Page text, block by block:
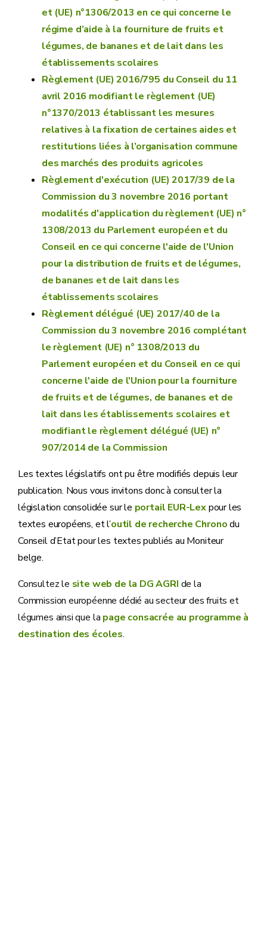
et (UE) n°1306/2013 en ce qui concerne le
régime d’aide à la fourniture de fruits et
légumes, de bananes et de lait dans les
établissements scolaires
Règlement (UE) 2016/795 du Conseil du 11
avril 2016 modifiant le règlement (UE)
n°1370/2013 établissant les mesures
relatives à la fixation de certaines aides et
restitutions liées à l’organisation commune
des marchés des produits agricoles
Règlement d'exécution (UE) 2017/39 de la
Commission du 3 novembre 2016 portant
modalités d'application du règlement (UE) n°
1308/2013 du Parlement européen et du
Conseil en ce qui concerne l'aide de l'Union
pour la distribution de fruits et de légumes,
de bananes et de lait dans les
établissements scolaires
Règlement délégué (UE) 2017/40 de la
Commission du 3 novembre 2016 complétant
le règlement (UE) n° 1308/2013 du
Parlement européen et du Conseil en ce qui
concerne l'aide de l'Union pour la fourniture
de fruits et de légumes, de bananes et de
lait dans les établissements scolaires et
modifiant le règlement délégué (UE) n°
907/2014 de la Commission
Les textes législatifs ont pu être modifiés depuis leur
publication. Nous vous invitons donc à consulter la
législation consolidée sur le portail EUR-Lexpour les
textes européens, et l’outil de recherche Chronodu
Conseil d’Etat pour les textes publiés au Moniteur
belge.
Consultez le site web de la DG AGRI de la
Commission européenne dédié au secteur des fruits et
légumes ainsi que la page consacrée au programme à
destination des écoles.